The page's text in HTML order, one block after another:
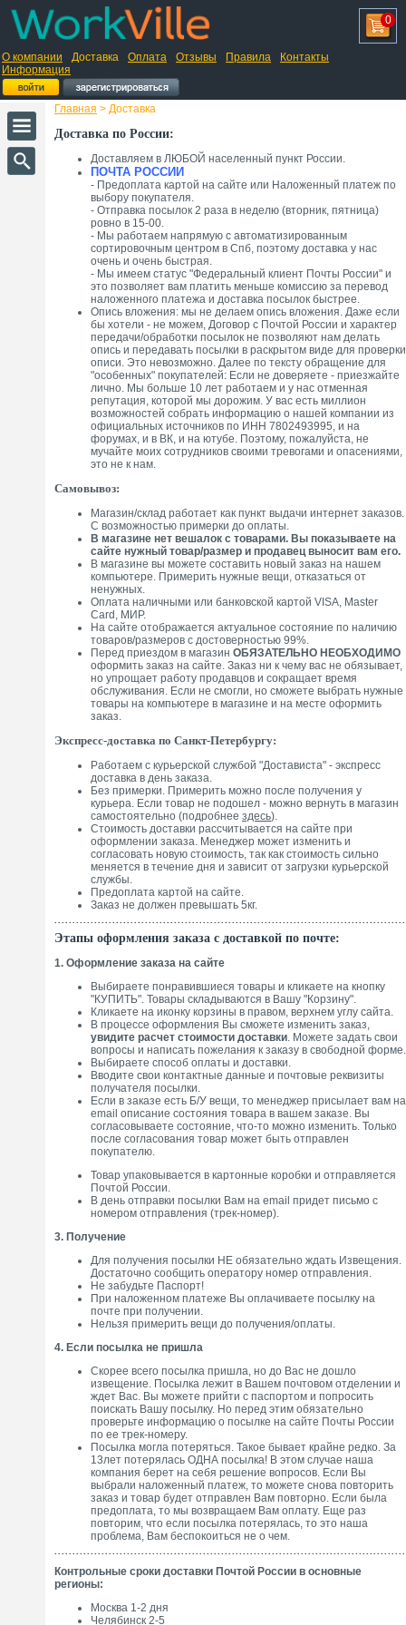
О компании Доставка Оплата Отзывы Правила
Контакты
Информация
0
Главная > Доставка
Доставка по России:
Доставляем в ЛЮБОЙ населенный пункт России.
ПОЧТА РОССИИ
- Предоплата картой на сайте или Наложенный платеж по
выбору покупателя.
- Отправка посылок 2 раза в неделю (вторник, пятница)
ровно в 15-00.
- Мы работаем напрямую с автоматизированным
сортировочным центром в Спб, поэтому доставка у нас
очень и очень быстрая.
- Мы имеем статус "Федеральный клиент Почты России" и
это позволяет вам платить меньше комиссию за перевод
наложенного платежа и доставка посылок быстрее.
Опись вложения: мы не делаем опись вложения. Даже если
бы хотели - не можем, Договор с Почтой России и характер
передачи/обработки посылок не позволяют нам делать
опись и передавать посылки в раскрытом виде для проверки
описи. Это невозможно. Далее по тексту обращение для
"особенных" покупателей: Если не доверяете - приезжайте
лично. Мы больше 10 лет работаем и у нас отменная
репутация, которой мы дорожим. У вас есть миллион
возможностей собрать информацию о нашей компании из
официальных источников по ИНН 7802493995, и на
форумах, и в ВК, и на ютубе. Поэтому, пожалуйста, не
мучайте моих сотрудников своими тревогами и опасениями,
это не к нам.
Самовывоз:
Магазин/склад работает как пункт выдачи интернет заказов.
С возможностью примерки до оплаты.
В магазине нет вешалок с товарами. Вы показываете на
сайте нужный товар/размер и продавец выносит вам его.
В магазине вы можете составить новый заказ на нашем
компьютере. Примерить нужные вещи, отказаться от
ненужных.
Оплата наличными или банковской картой VISA, Master
Card, МИР.
На сайте отображается актуальное состояние по наличию
товаров/размеров с достоверностью 99%.
Перед приездом в магазин ОБЯЗАТЕЛЬНО НЕОБХОДИМО
оформить заказ на сайте. Заказ ни к чему вас не обязывает,
но упрощает работу продавцов и сокращает время
обслуживания. Если не смогли, но сможете выбрать нужные
товары на компьютере в магазине и на месте оформить
заказ.
Экспресс-доставка по Санкт-Петербургу:
Работаем с курьерской службой "Достависта" - экспресс
доставка в день заказа.
Без примерки. Примерить можно после получения у
курьера. Если товар не подошел - можно вернуть в магазин
самостоятельно (подробнее здесь).
Стоимость доставки рассчитывается на сайте при
оформлении заказа. Менеджер может изменить и
согласовать новую стоимость, так как стоимость сильно
меняется в течение дня и зависит от загрузки курьерской
службы.
Предоплата картой на сайте.
Заказ не должен превышать 5кг.
Этапы оформления заказа с доставкой по почте:
1. Оформление заказа на сайте
Выбираете понравившиеся товары и кликаете на кнопку
"КУПИТЬ". Товары складываются в Вашу "Корзину".
Кликаете на иконку корзины в правом, верхнем углу сайта.
В процессе оформления Вы сможете изменить заказ,
увидите расчет стоимости доставки. Можете задать свои
вопросы и написать пожелания к заказу в свободной форме.
Выбираете способ оплаты и доставки.
Вводите свои контактные данные и почтовые реквизиты
получателя посылки.
Если в заказе есть Б/У вещи, то менеджер присылает вам на
email описание состояния товара в вашем заказе. Вы
согласовываете состояние, что-то можно изменить. Только
после согласования товар может быть отправлен
покупателю.
Товар упаковывается в картонные коробки и отправляется
Почтой России.
В день отправки посылки Вам на email придет письмо с
номером отправления (трек-номер).
3. Получение
Для получения посылки НЕ обязательно ждать Извещения.
Достаточно сообщить оператору номер отправления.
Не забудьте Паспорт!
При наложенном платеже Вы оплачиваете посылку на
почте при получении.
Нельзя примерить вещи до получения/оплаты.
4. Если посылка не пришла
Скорее всего посылка пришла, но до Вас не дошло
извещение. Посылка лежит в Вашем почтовом отделении и
ждет Вас. Вы можете прийти с паспортом и попросить
поискать Вашу посылку. Но перед этим обязательно
проверьте информацию о посылке на сайте Почты России
по ее трек-номеру.
Посылка могла потеряться. Такое бывает крайне редко. За
13лет потерялась ОДНА посылка! В этом случае наша
компания берет на себя решение вопросов. Если Вы
выбрали наложенный платеж, то можете снова повторить
заказ и товар будет отправлен Вам повторно. Если была
предоплата, то мы возвращаем Вам оплату. Еще раз
повторим, что если посылка потерялась, то это наша
проблема, Вам беспокоиться не о чем.
Контрольные сроки доставки Почтой России в основные
регионы:
Москва 1-2 дня
Челябинск 2-5